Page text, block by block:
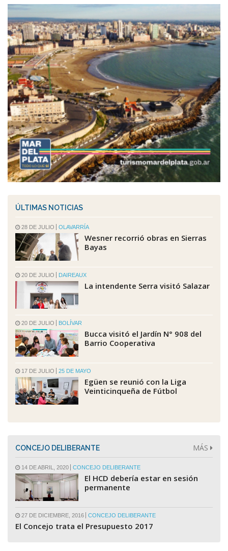
ÚLTIMAS NOTICIAS
28 DE JULIO OLAVARRÍA
Wesner recorrió obras en Sierras
Bayas
20 DE JULIO DAIREAUX
La intendente Serra visitó Salazar
20 DE JULIO BOLÍVAR
Bucca visitó el Jardín N° 908 del
Barrio Cooperativa
17 DE JULIO 25 DE MAYO
Egüen se reunió con la Liga
Veinticinqueña de Fútbol
CONCEJO DELIBERANTE MÁS
14 DE ABRIL, 2020 CONCEJO DELIBERANTE
El HCD debería estar en sesión
permanente
27 DE DICIEMBRE, 2016 CONCEJO DELIBERANTE
El Concejo trata el Presupuesto 2017